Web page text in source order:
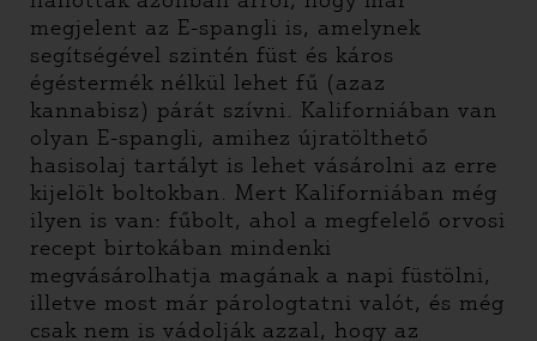
megjelent az E-spangli is, amelynek
segítségével szintén füst és káros
égéstermék nélkül lehet fű (azaz
kannabisz) párát szívni. Kaliforniában van
olyan E-spangli, amihez újratölthető
hasisolaj tartályt is lehet vásárolni az erre
kijelölt boltokban. Mert Kaliforniában még
ilyen is van: fűbolt, ahol a megfelelő orvosi
recept birtokában mindenki
megvásárolhatja magának a napi füstölni,
illetve most már párologtatni valót, és még
csak nem is vádolják azzal, hogy az